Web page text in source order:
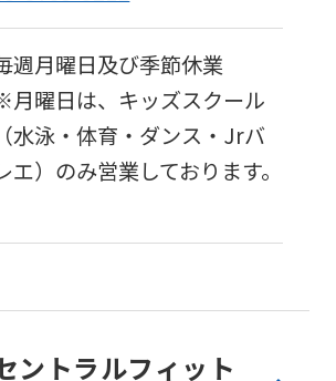
週月曜日及び季節休業
月曜日は、キッズスクール
（水泳・体育・ダンス・Jrバ
エ）のみ営業しております。
ントラルフィット